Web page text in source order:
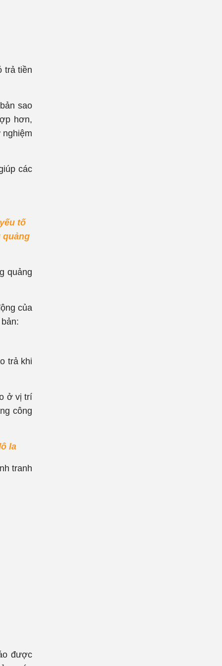
trả tiền
sao
hơn,
các
tố
quảng
quảng
của
trả khi
ở vị trí
công
la
tranh
được